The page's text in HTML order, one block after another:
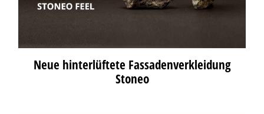
Neue hinterlüftete Fassadenverkleidung
Stoneo